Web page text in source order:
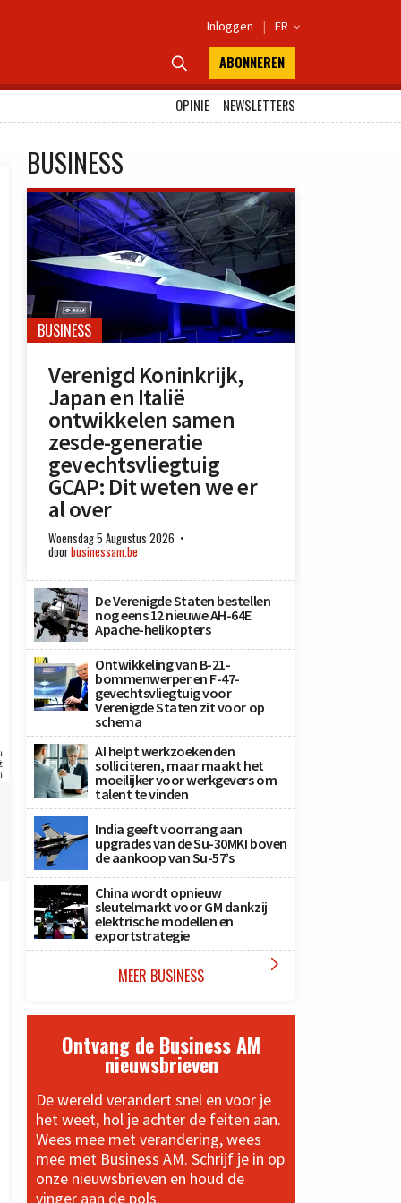
Inloggen | FR 
 ABONNEREN
OPINIE
NEWSLETTERS
BUSINESS
BUSINESS
Verenigd Koninkrijk,
Japan en Italië
ontwikkelen samen
zesde-generatie
gevechtsvliegtuig
GCAP: Dit weten we er
al over
Woensdag 5 Augustus 2026
doorbusinessam.be
De Verenigde Staten bestellen
nog eens 12 nieuwe AH-64E
Apache-helikopters
Ontwikkeling van B-21-
bommenwerper en F-47-
gevechtsvliegtuig voor
Verenigde Staten zit voor op
schema
AI helpt werkzoekenden
solliciteren, maar maakt het
moeilijker voor werkgevers om
talent te vinden
India geeft voorrang aan
upgrades van de Su-30MKI boven
de aankoop van Su-57’s
China wordt opnieuw
sleutelmarkt voor GM dankzij
elektrische modellen en
exportstrategie
MEER BUSINESS 
Ontvang de Business AM
nieuwsbrieven
De wereld verandert snel en voor je
het weet, hol je achter de feiten aan.
Wees mee met verandering, wees
mee met Business AM. Schrijf je in op
onze nieuwsbrieven en houd de
vinger aan de pols.